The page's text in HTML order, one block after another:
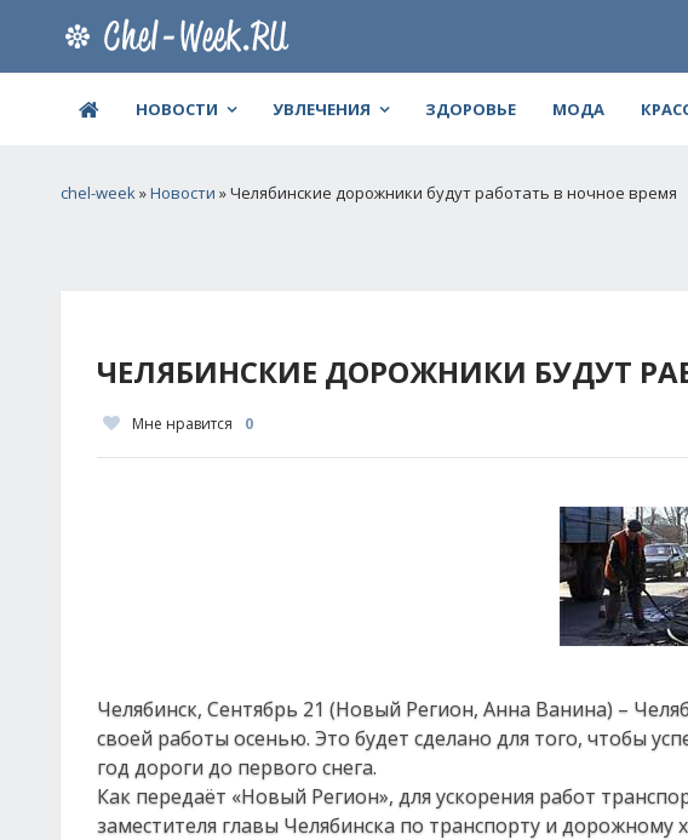
НОВОСТИ УВЛЕЧЕНИЯ ЗДОРОВЬЕ МОДА
chel-week»Новости » Челябинские дорожники будут работать в ночное время
ЧЕЛЯБИНСКИЕ ДОРОЖНИКИ БУДУТ
Мне нравится 0
Челябинск, Сентябрь 21 (Новый Регион, Анна Ванина) –
своей работы осенью. Это будет сделано для того, чтобы
год дороги до первого снега.
Как передаёт «Новый Регион», для ускорения работ
заместителя главы Челябинска по транспорту и